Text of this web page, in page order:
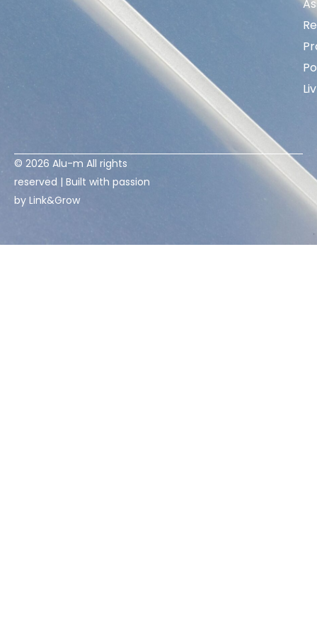
© 2026 Alu-m All rights
reserved | Built with passion
by Link&Grow